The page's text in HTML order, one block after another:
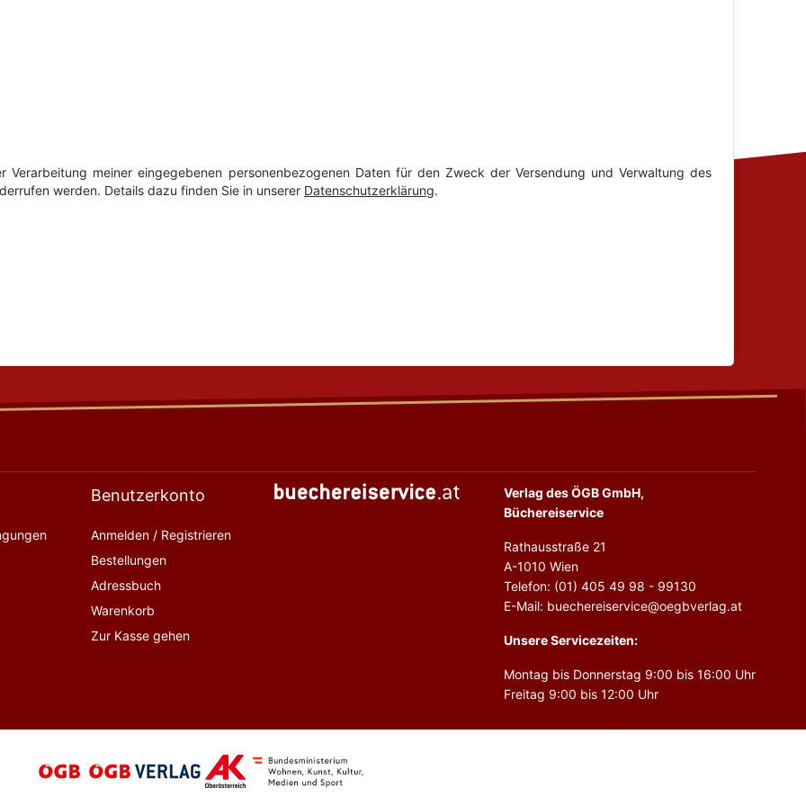
Benutzerkonto
Anmelden / Registrieren
Bestellungen
Adressbuch
Warenkorb
Zur Kasse gehen
Verlag des ÖGB GmbH,
Büchereiservice
Rathausstraße 21
A-1010 Wien
Telefon: (01) 405 49 98 - 99130
E-Mail: buechereiservice@oegbverlag.at
Unsere Servicezeiten:
Montag bis Donnerstag 9:00 bis 16:00 Uhr
Freitag 9:00 bis 12:00 Uhr